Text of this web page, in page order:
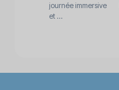
journée immersive
et ...